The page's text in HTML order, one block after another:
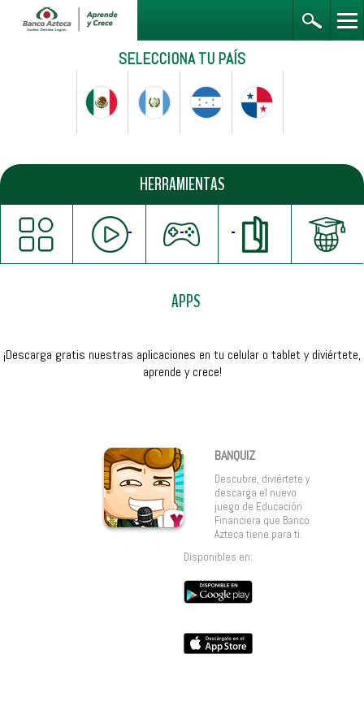
SELECCIONA TU PAÍS
HERRAMIENTAS
APPS
¡Descarga gratis nuestras aplicaciones en tu celular o tablet y diviértete,
aprende y crece!
BANQUIZ
Descubre, diviértete y
descarga el nuevo
juego de Educación
Financiera que Banco
Azteca tiene para ti.
Disponibles en: